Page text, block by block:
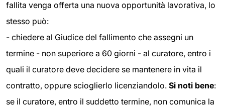
fallita venga offerta una nuova opportunità lavorativa, lo
stesso può:
- chiedere al Giudice del fallimento che assegni un
termine - non superiore a 60 giorni - al curatore, entro i
quali il curatore deve decidere se mantenere in vita il
contratto, oppure scioglierlo licenziandolo. Si noti bene:
se il curatore, entro il suddetto termine, non comunica la